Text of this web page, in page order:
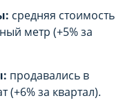
средняя стоимость
метр (+5% за
продавались в
(+6% за квартал).